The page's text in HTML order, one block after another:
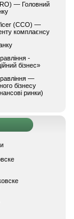
— Головний
(CCO) —
комплаєнсу
-
бізнес»
—
бізнесу
ринки)